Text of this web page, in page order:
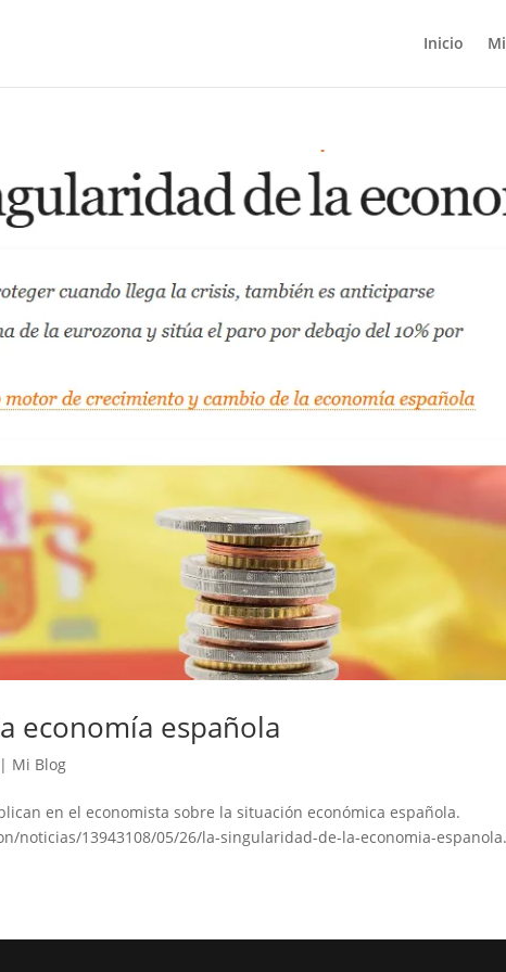
Inicio
economía española
| Mi Blog
en el economista sobre la situación económica española.
noticias/13943108/05/26/la-singularidad-de-la-economia-